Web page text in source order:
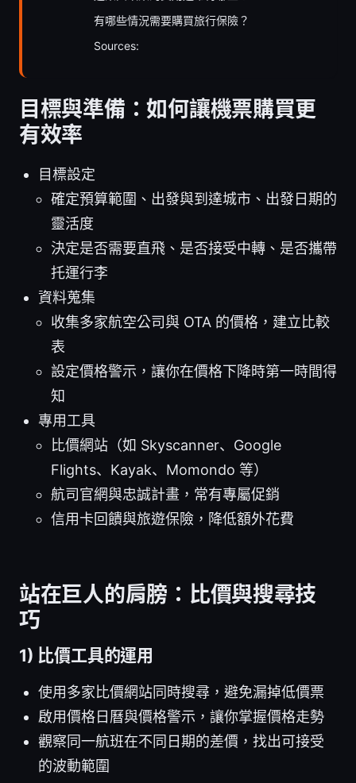
有哪些情況需要購買旅行保險？
Sources:
目標與準備：如何讓機票購買更
有效率
目標設定
確定預算範圍、出發與到達城市、出發日期的
靈活度
決定是否需要直飛、是否接受中轉、是否攜帶
托運行李
資料蒐集
收集多家航空公司與 OTA 的價格，建立比較
表
設定價格警示，讓你在價格下降時第一時間得
知
專用工具
比價網站（如 Skyscanner、Google
Flights、Kayak、Momondo 等）
航司官網與忠誠計畫，常有專屬促銷
信用卡回饋與旅遊保險，降低額外花費
站在巨人的肩膀：比價與搜尋技
巧
1) 比價工具的運用
使用多家比價網站同時搜尋，避免漏掉低價票
啟用價格日曆與價格警示，讓你掌握價格走勢
觀察同一航班在不同日期的差價，找出可接受
的波動範圍